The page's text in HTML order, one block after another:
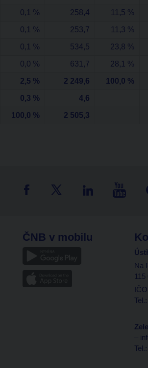
0,1 % 258,4 11,5 %
0,1 % 253,7 11,3 %
0,1 % 534,5 23,8 %
0,0 % 631,7 28,1 %
2,5 % 2 249,6 100,0 %
0,3 % 4,6
100,0 % 2 505,3
ČNB v mobilu
Na
115
–